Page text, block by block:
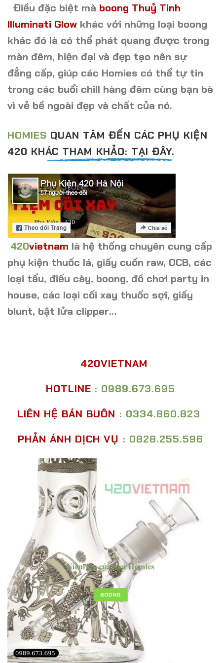
Điều đặc biệt mà boong Thuỷ Tinh
Illuminati Glow khác với những loại boong
khác đó là có thể phát quang được trong
màn đêm, hiện đại và đẹp tạo nên sự
đẳng cấp, giúp các Homies có thể tự tin
trong các buổi chill hàng đêm cùng bạn bè
vì vẻ bề ngoài đẹp và chất của nó.
HOMIES QUAN TÂM ĐẾN CÁC PHỤ KIỆN
420 KHÁC THAM KHẢO: TẠI ĐÂY.
420vietnam là hệ thống chuyên cung cấp
phụ kiện thuốc lá, giấy cuốn raw, OCB, các
loại tẩu, điếu cày, boong, đồ chơi party in
house, các loại cối xay thuốc sợi, giấy
blunt, bật lửa clipper…
420VIETNAM
HOTLINE : 0989.673.695
LIÊN HỆ BÁN BUÔN : 0334.860.823
PHẢN ÁNH DỊCH VỤ : 0828.255.596
Niềm tin của mọi Homies
BOONG